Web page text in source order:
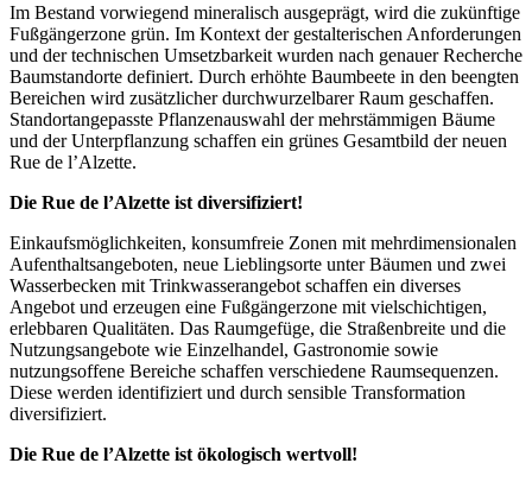
Im Bestand vorwiegend mineralisch ausgeprägt, wird die zukünftige
Fußgängerzone grün. Im Kontext der gestalterischen Anforderungen
und der technischen Umsetzbarkeit wurden nach genauer Recherche
Baumstandorte definiert. Durch erhöhte Baumbeete in den beengten
Bereichen wird zusätzlicher durchwurzelbarer Raum geschaffen.
Standortangepasste Pflanzenauswahl der mehrstämmigen Bäume
und der Unterpflanzung schaffen ein grünes Gesamtbild der neuen
Rue de l’Alzette.
Die Rue de l’Alzette ist diversifiziert!
Einkaufsmöglichkeiten, konsumfreie Zonen mit mehrdimensionalen
Aufenthaltsangeboten, neue Lieblingsorte unter Bäumen und zwei
Wasserbecken mit Trinkwasserangebot schaffen ein diverses
Angebot und erzeugen eine Fußgängerzone mit vielschichtigen,
erlebbaren Qualitäten. Das Raumgefüge, die Straßenbreite und die
Nutzungsangebote wie Einzelhandel, Gastronomie sowie
nutzungsoffene Bereiche schaffen verschiedene Raumsequenzen.
Diese werden identifiziert und durch sensible Transformation
diversifiziert.
Die Rue de l’Alzette ist ökologisch wertvoll!